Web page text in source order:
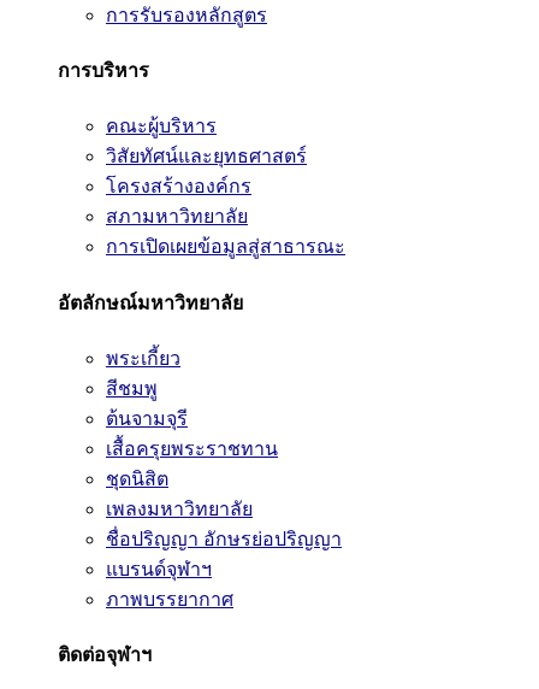
การรับรองหลักสูตร
การบริหาร
คณะผู้บริหาร
วิสัยทัศน์และยุทธศาสตร์
โครงสร้างองค์กร
สภามหาวิทยาลัย
การเปิดเผยข้อมูลสู่สาธารณะ
อัตลักษณ์มหาวิทยาลัย
พระเกี้ยว
สีชมพู
ต้นจามจุรี
เสื้อครุยพระราชทาน
ชุดนิสิต
เพลงมหาวิทยาลัย
ชื่อปริญญา อักษรย่อปริญญา
แบรนด์จุฬาฯ
ภาพบรรยากาศ
ติดต่อจุฬาฯ